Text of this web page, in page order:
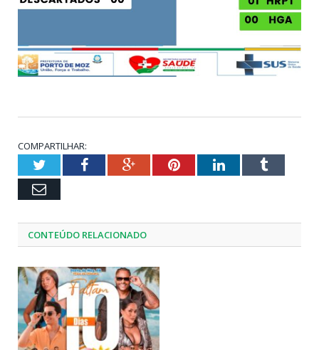
COMPARTILHAR:
TwitterFacebookGoogle+PinterestLinkedInTumblr
Email
CONTEÚDO RELACIONADO